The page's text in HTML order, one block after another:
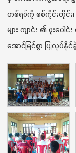
တစ်ရပ်ကို စစ်ကိုင်းတိုင်း၊
များ ကျာင်း ၏ ပူးပေ
အောင်မြင်စွာ ပြုလုပ်နိုင်